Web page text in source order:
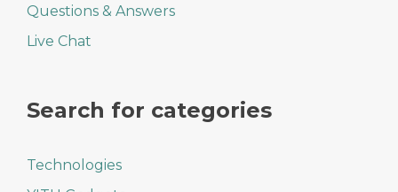
Questions & Answers
Live Chat
Search for categories
Technologies